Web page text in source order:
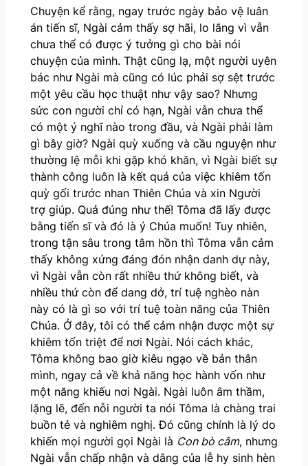
Chuyện kể rằng, ngay trước ngày bảo vệ luân
án tiến sĩ, Ngài cảm thấy sợ hãi, lo lắng vì vẫn
chưa thể có được ý tưởng gì cho bài nói
chuyện của mình. Thật cũng lạ, một người uyên
bác như Ngài mà cũng có lúc phải sợ sệt trước
một yêu cầu học thuật như vậy sao? Nhưng
sức con người chỉ có hạn, Ngài vẫn chưa thể
có một ý nghĩ nào trong đầu, và Ngài phải làm
gì bây giờ? Ngài quỳ xuống và cầu nguyện như
thường lệ mỗi khi gặp khó khăn, vì Ngài biết sự
thành công luôn là kết quả của việc khiêm tốn
quỳ gối trước nhan Thiên Chúa và xin Người
trợ giúp. Quả đúng như thế! Tôma đã lấy được
bằng tiến sĩ và đó là ý Chúa muốn! Tuy nhiên,
trong tận sâu trong tâm hồn thì Tôma vẫn cảm
thấy không xứng đáng đón nhận danh dự này,
vì Ngài vẫn còn rất nhiều thứ không biết, và
nhiều thứ còn để dang dở, trí tuệ nghèo nàn
này có là gì so với trí tuệ toàn năng của Thiên
Chúa. Ở đây, tôi có thể cảm nhận được một sự
khiêm tốn triệt để nơi Ngài. Nói cách khác,
Tôma không bao giờ kiêu ngạo về bản thân
mình, ngay cả về khả năng học hành vốn như
một năng khiếu nơi Ngài. Ngài luôn âm thầm,
lặng lẽ, đến nỗi người ta nói Tôma là chàng trai
buồn tẻ và nghiêm nghị. Đó cũng chính là lý do
khiến mọi người gọi Ngài là Con bò câm, nhưng
Ngài vẫn chấp nhận và dâng của lễ hy sinh hèn